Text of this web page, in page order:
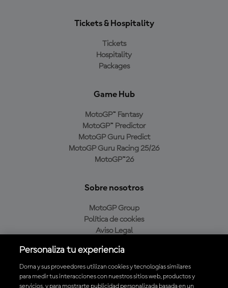
Tickets & Hospitality
Tickets
Hospitality
Packages
Game Hub
MotoGP™ Fantasy
MotoGP™ Predictor
MotoGP Guru Predict
MotoGP Guru Racing 25/26
MotoGP™26
Sobre nosotros
MotoGP Group
Política de cookies
Aviso Legal
Política de compra
Personaliza tu experiencia
Dorna y sus proveedores utilizan cookies y tecnologías similares
para medir tus interacciones con nuestros sitios web, productos y
servicios, y para mostrarte publicidad personalizada basada en un